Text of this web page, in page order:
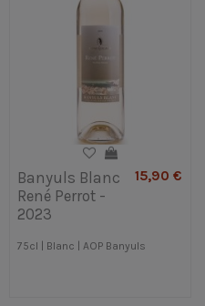
Banyuls Blanc
René Perrot -
2023
15,90 €
75cl | Blanc | AOP Banyuls